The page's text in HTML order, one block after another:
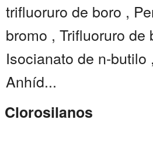
trifluoruro de boro ,
bromo , Trifluoruro de
Isocianato de n-butilo
Anhíd...
Clorosilanos